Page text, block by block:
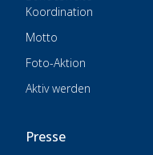
Koordination
Motto
Foto-Aktion
Aktiv werden
Presse